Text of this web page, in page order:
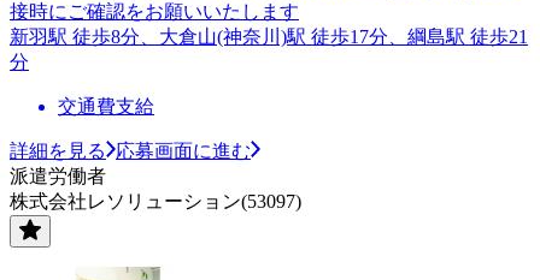
接時にご確認をお願いいたします
新羽駅 徒歩8分、大倉山(神奈川)駅 徒歩17分、綱島駅 徒歩21
分
交通費支給
詳細を見る
応募画面に進む
派遣労働者
株式会社レソリューション(53097)